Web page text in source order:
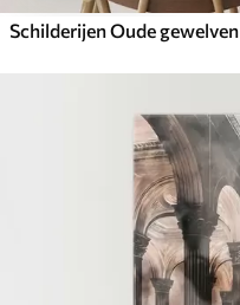
Schilderijen Oude gewelven